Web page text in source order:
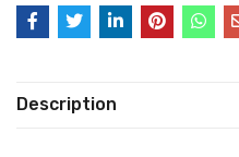
Description